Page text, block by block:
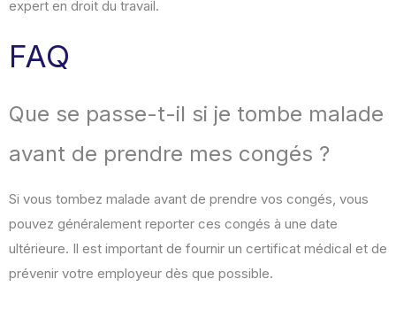
expert en droit du travail.
FAQ
Que se passe-t-il si je tombe malade
avant de prendre mes congés ?
Si vous tombez malade avant de prendre vos congés, vous
pouvez généralement reporter ces congés à une date
ultérieure. Il est important de fournir un certificat médical et de
prévenir votre employeur dès que possible.